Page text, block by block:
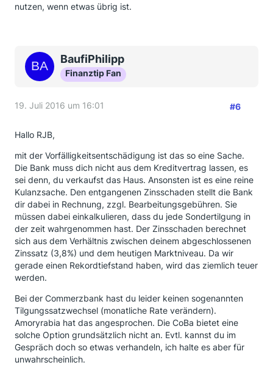
nutzen, wenn etwas übrig ist.
BaufiPhilipp
Finanztip Fan
19. Juli 2016 um 16:01 #6
Hallo RJB,
mit der Vorfälligkeitsentschädigung ist das so eine Sache.
Die Bank muss dich nicht aus dem Kreditvertrag lassen, es
sei denn, du verkaufst das Haus. Ansonsten ist es eine reine
Kulanzsache. Den entgangenen Zinsschaden stellt die Bank
dir dabei in Rechnung, zzgl. Bearbeitungsgebühren. Sie
müssen dabei einkalkulieren, dass du jede Sondertilgung in
der zeit wahrgenommen hast. Der Zinsschaden berechnet
sich aus dem Verhältnis zwischen deinem abgeschlossenen
Zinssatz (3,8%) und dem heutigen Marktniveau. Da wir
gerade einen Rekordtiefstand haben, wird das ziemlich teuer
werden.
Bei der Commerzbank hast du leider keinen sogenannten
Tilgungssatzwechsel (monatliche Rate verändern).
Amoryrabia hat das angesprochen. Die CoBa bietet eine
solche Option grundsätzlich nicht an. Evtl. kannst du im
Gespräch doch so etwas verhandeln, ich halte es aber für
unwahrscheinlich.